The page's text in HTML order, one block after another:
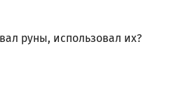
руны, использовал их?